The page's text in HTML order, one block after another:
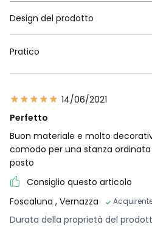
Design del prodotto
Pratico
14/06/2021
Perfetto
Buon materiale e molto
comodo per una stanza
posto
Consiglio questo articolo
Foscaluna , Vernazza
Durata della proprietà del